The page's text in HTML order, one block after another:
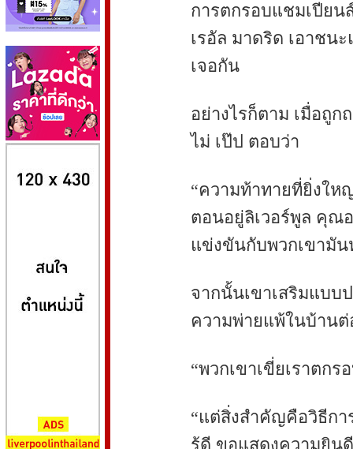
การตกรอบแชมเปียน
เรอัล มาดริด เอาชน
เจอกัน
อย่างไรก็ตาม เมื่อถู
ไม่ เป๊ป ตอบว่า
“ความท้าทายที่ยิ่งให
ตอนอยู่ลิเวอร์พูล คุณ
แข่งขันกับพวกเขามั
จากนั้นเขาเสริมแบบ
ความพ่ายแพ้ในบ้านต่
“พวกเขาเขี่ยเราตกร
“แต่สิ่งสำคัญคือวิธีกา
รู้ดี ขอแสดงความยิน